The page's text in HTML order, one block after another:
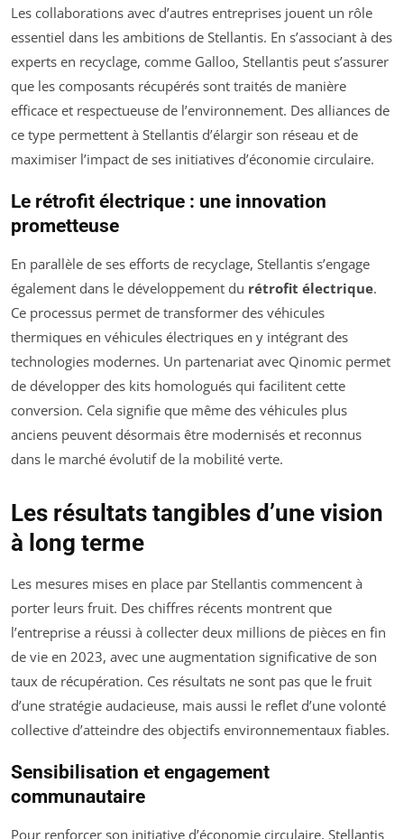
Les collaborations avec d’autres entreprises jouent un rôle
essentiel dans les ambitions de Stellantis. En s’associant à des
experts en recyclage, comme Galloo, Stellantis peut s’assurer
que les composants récupérés sont traités de manière
efficace et respectueuse de l’environnement. Des alliances de
ce type permettent à Stellantis d’élargir son réseau et de
maximiser l’impact de ses initiatives d’économie circulaire.
Le rétrofit électrique : une innovation
prometteuse
En parallèle de ses efforts de recyclage, Stellantis s’engage
également dans le développement du rétrofit électrique.
Ce processus permet de transformer des véhicules
thermiques en véhicules électriques en y intégrant des
technologies modernes. Un partenariat avec Qinomic permet
de développer des kits homologués qui facilitent cette
conversion. Cela signifie que même des véhicules plus
anciens peuvent désormais être modernisés et reconnus
dans le marché évolutif de la mobilité verte.
Les résultats tangibles d’une vision
à long terme
Les mesures mises en place par Stellantis commencent à
porter leurs fruit. Des chiffres récents montrent que
l’entreprise a réussi à collecter deux millions de pièces en fin
de vie en 2023, avec une augmentation significative de son
taux de récupération. Ces résultats ne sont pas que le fruit
d’une stratégie audacieuse, mais aussi le reflet d’une volonté
collective d’atteindre des objectifs environnementaux fiables.
Sensibilisation et engagement
communautaire
Pour renforcer son initiative d’économie circulaire, Stellantis